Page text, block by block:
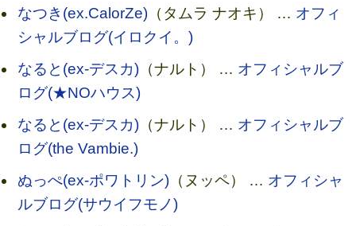
なつき(ex.CalorZe)（タムラ ナオキ） … オフィ
シャルブログ(イロクイ。)
なると(ex-デスカ)（ナルト） … オフィシャルブ
ログ(★NOハウス)
なると(ex-デスカ)（ナルト） … オフィシャルブ
ログ(the Vambie.)
ぬっぺ(ex-ポワトリン)（ヌッペ） … オフィシャ
ルブログ(サウイフモノ)